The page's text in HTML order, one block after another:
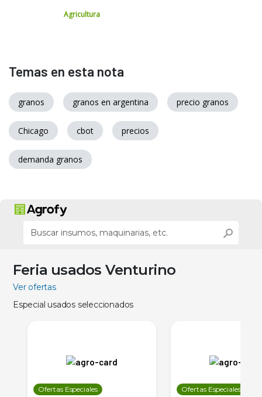
Agricultura
Temas en esta nota
granos granos en argentina precio granos
Chicago cbot precios
demanda granos
Feria usados Venturino
Ver ofertas
Especial usados seleccionados
Ofertas Especiales Ofertas Especiales